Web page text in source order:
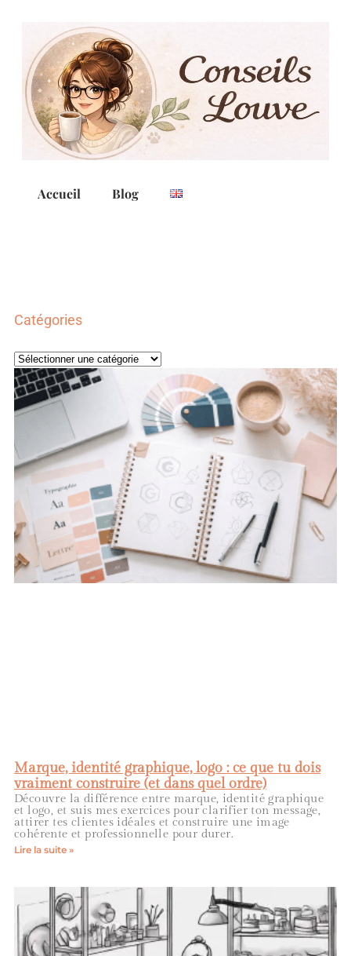
Accueil Blog
Catégories
Marque, identité graphique, logo : ce que tu dois
vraiment construire (et dans quel ordre)
Découvre la différence entre marque, identité graphique
et logo, et suis mes exercices pour clarifier ton message,
attirer tes clientes idéales et construire une image
cohérente et professionnelle pour durer.
Lire la suite »